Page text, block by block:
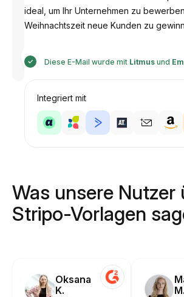
Anastasiia
ideal, um Ihr Unternehmen zu
Weihnachtszeit neue Kunden zu
Diese E-Mail wurde mit Litmus und
Integriert mit
Was unsere Nutzer
Stripo-Vorlagen
Oksana
K.
M.